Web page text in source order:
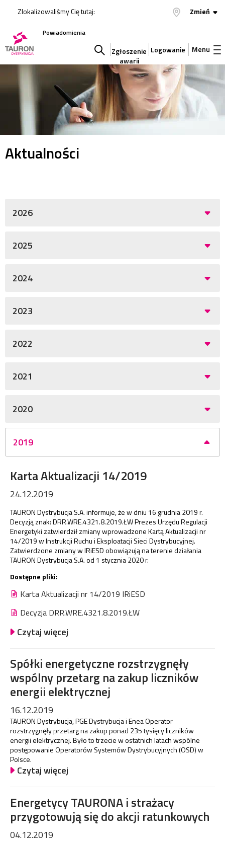
Zlokalizowaliśmy Cię tutaj: Zmień
Powiadomienia
Szukaj
w
serwisie
Zgłoszenie
awarii
Logowanie Menu
Aktualności
2026
2025
2024
2023
2022
2021
2020
2019
Karta Aktualizacji 14/2019
24.12.2019
TAURON Dystrybucja S.A. informuje, że w dniu 16 grudnia 2019 r.
Decyzją znak: DRR.WRE.4321.8.2019.ŁW Prezes Urzędu Regulacji
Energetyki zatwierdził zmiany wprowadzone Kartą Aktualizacji nr
14/2019 w Instrukcji Ruchu i Eksploatacji Sieci Dystrybucyjnej.
Zatwierdzone zmiany w IRiESD obowiązują na terenie działania
TAURON Dystrybucja S.A. od 1 stycznia 2020 r.
Dostępne pliki:
Karta Aktualizacji nr 14/2019 IRiESD
Decyzja DRR.WRE.4321.8.2019.ŁW
Czytaj więcej
Spółki energetyczne rozstrzygnęły
wspólny przetarg na zakup liczników
energii elektrycznej
16.12.2019
TAURON Dystrybucja, PGE Dystrybucja i Enea Operator
rozstrzygnęły przetarg na zakup ponad 235 tysięcy liczników
energii elektrycznej. Było to trzecie w ostatnich latach wspólne
postępowanie Operatorów Systemów Dystrybucyjnych (OSD) w
Polsce.
Czytaj więcej
Energetycy TAURONA i strażacy
przygotowują się do akcji ratunkowych
04.12.2019